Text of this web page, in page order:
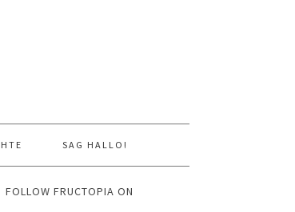
SAG HALLO!
FOLLOW FRUCTOPIA ON